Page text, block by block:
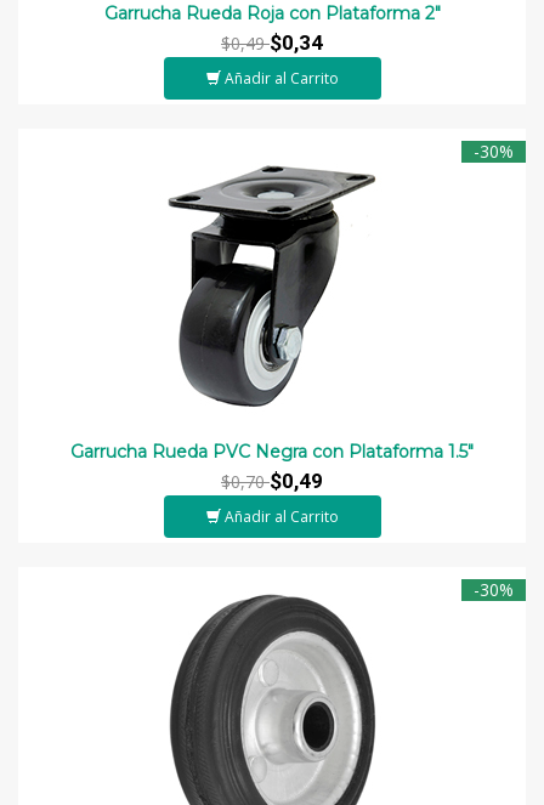
Garrucha Rueda Roja con Plataforma 2"
$0,49$0,34
Añadir al Carrito
-30%
Garrucha Rueda PVC Negra con Plataforma 1.5"
$0,70$0,49
Añadir al Carrito
-30%